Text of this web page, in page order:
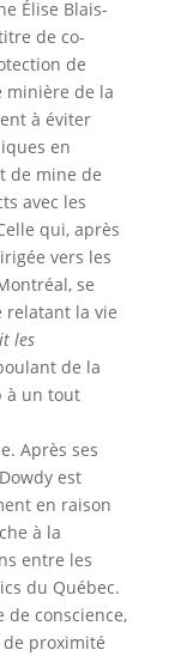
Élise Blais-
de co-
de
minière de la
à éviter
en
de mine de
avec les
qui, après
vers les
se
relatant la vie
les
de la
à un tout
Après ses
est
en raison
à la
entre les
du Québec.
conscience,
proximité